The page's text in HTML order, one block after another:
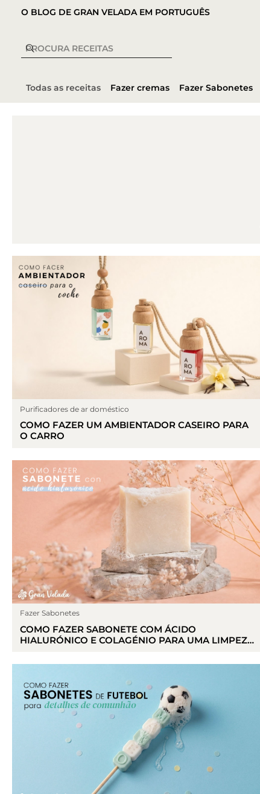
O BLOG DE GRAN VELADA EM PORTUGUÊS
Todas as receitas Fazer cremas Fazer Sabonetes
Purificadores de ar doméstico
COMO FAZER UM AMBIENTADOR CASEIRO PARA
O CARRO
Fazer Sabonetes
COMO FAZER SABONETE COM ÁCIDO
HIALURÓNICO E COLAGÉNIO PARA UMA LIMPEZA